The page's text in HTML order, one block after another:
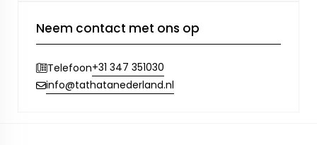
Neem contact met ons op
Telefoon+31 347 351030
info@tathatanederland.nl